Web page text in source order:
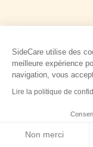
SideCare utilise des
meilleure expérience
navigation, vous
Lire la politique de
Non merci